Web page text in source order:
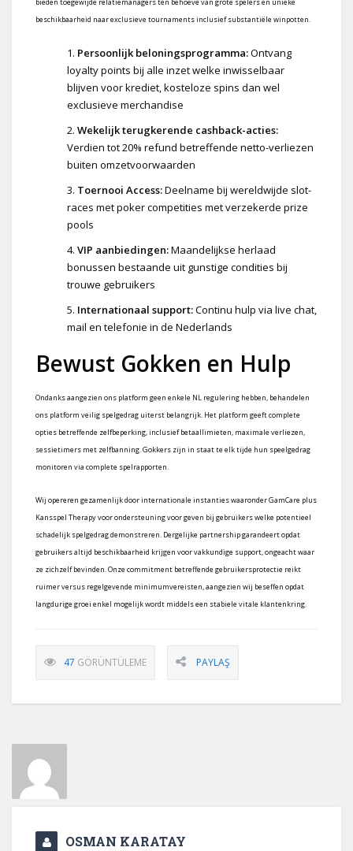
beschikbaarheid naar exclusieve tournaments inclusief substantiële winpotten.
Persoonlijk beloningsprogramma:Ontvang
loyalty points bij alle inzet welke inwisselbaar
blijven voor krediet, kosteloze spins dan wel
exclusieve merchandise
Wekelijk terugkerende cashback-acties:
Verdien tot 20% refund betreffende netto-verliezen
buiten omzetvoorwaarden
Toernooi Access:Deelname bij wereldwijde slot-
races met poker competities met verzekerde prize
pools
VIP aanbiedingen:Maandelijkse herlaad
bonussen bestaande uit gunstige condities bij
trouwe gebruikers
Internationaal support:Continu hulp via live chat,
mail en telefonie in de Nederlands
Bewust Gokken en Hulp
Ondanks aangezien ons platform geen enkele NL regulering hebben, behandelen
ons platform veilig spelgedrag uiterst belangrijk. Het platform geeft complete
opties betreffende zelfbeperking, inclusief betaallimieten, maximale verliezen,
sessietimers met zelfbanning. Gokkers zijn in staat te elk tijde hun speelgedrag
monitoren via complete spelrapporten.
Wij opereren gezamenlijk door internationale instanties waaronder GamCare plus
Kansspel Therapy voor ondersteuning voor geven bij gebruikers welke potentieel
schadelijk spelgedrag demonstreren. Dergelijke partnership garandeert opdat
gebruikers altijd beschikbaarheid krijgen voor vakkundige support, ongeacht waar
ze zichzelf bevinden. Onze commitment betreffende gebruikersprotectie reikt
ruimer versus regelgevende minimumvereisten, aangezien wij beseffen opdat
langdurige groei enkel mogelijk wordt middels een stabiele vitale klantenkring.
47 GÖRÜNTÜLEME PAYLAŞ
OSMAN KARATAY